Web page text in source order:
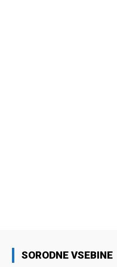
SORODNE VSEBINE